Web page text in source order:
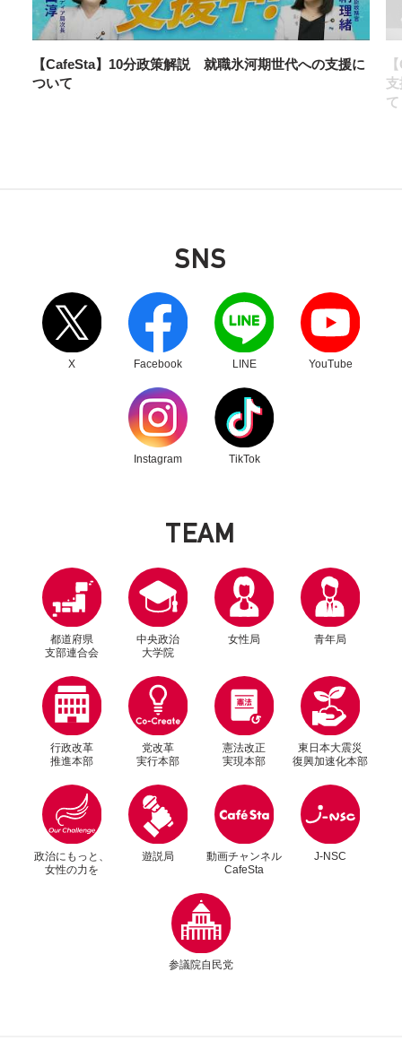
長風文教基金会訪日団が青年局役員へ表敬訪問
青年局海外研修（台湾）で花蓮を訪問し、第50
回TEAM-11を実施
青年局 2024年8月22日
青年局海外研修を台湾で実施、頼清徳総統をは
じめとした要人と意見交換
【CafeSta】10分政策解説 就職氷河期世代への支援に
ついて
SNS
X
別ウィンドウリンク
Facebook
別ウィンドウリンク
LINE
別ウィンドウリンク
YouTube
別ウィンドウリンク
Instagram
別ウィンドウリンク
TikTok
別ウィンドウリンク
TEAM
都道府県
支部連合会
中央政治
大学院
女性局 青年局
行政改革
推進本部
党改革
実行本部
憲法改正
実現本部
東日本大震災
復興加速化本部
政治にもっと、
女性の力を
別ウィンドウリンク
遊説局
別ウィンドウリンク
動画チャンネル
CafeSta
J-NSC
参議院自民党
別ウィンドウリンク